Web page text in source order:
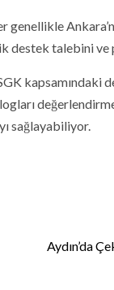
talebini ve
sağlayabiliyor.
Aydın’da